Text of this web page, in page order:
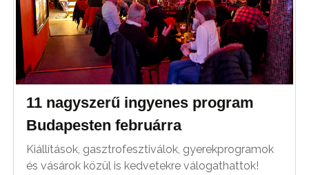
11 nagyszerű ingyenes program
Budapesten februárra
Kiállítások, gasztrofesztiválok, gyerekprogramok
és vásárok közül is kedvetekre válogathattok!